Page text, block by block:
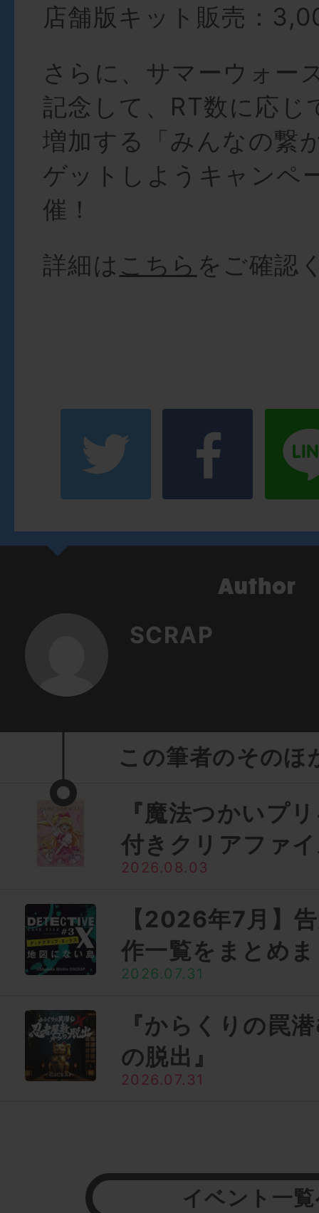
店舗版キット販売：
さらに、サマーウォー
記念して、RT数に応じ
増加する「みんなの繋
ゲットしようキャンペ
催！
詳細は こちら をご確認
SCRAP
この筆者のそのほ
『魔法つかいプ
付きクリアファ
2026.08.03
【2026年7月】
作一覧をまとめ
2026.07.31
『からくりの罠
の脱出』
2026.07.31
イベント一